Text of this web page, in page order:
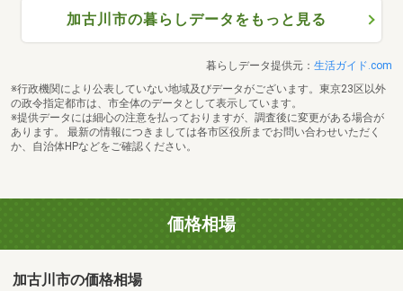
加古川市の暮らしデータをもっと見る
暮らしデータ提供元： 生活ガイド.com
※行政機関により公表していない地域及びデータがございます。東京23区以外
の政令指定都市は、市全体のデータとして表示しています。
※提供データには細心の注意を払っておりますが、調査後に変更がある場合が
あります。 最新の情報につきましては各市区役所までお問い合わせいただく
か、自治体HPなどをご確認ください。
価格相場
加古川市の価格相場